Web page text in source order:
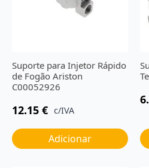
Suporte para Injetor Rápido
de Fogão Ariston
C00052926
12.15 € c/IVA
Adicionar